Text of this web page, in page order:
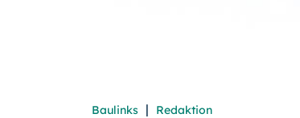
Baulinks | Redaktion